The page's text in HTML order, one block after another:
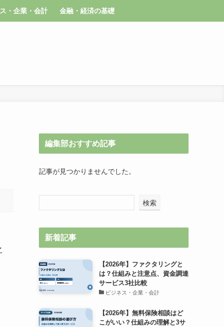
・企業・会計 金融・経済の基礎
編集部おすすめ記事
記事が見つかりませんでした。
検索
新着記事
【2026年】ファクタリングと
は？仕組みと注意点、資金調達
サービス3社比較
ビジネス・企業・会計
【2026年】無料保険相談はど
こがいい？仕組みの理解と3サ